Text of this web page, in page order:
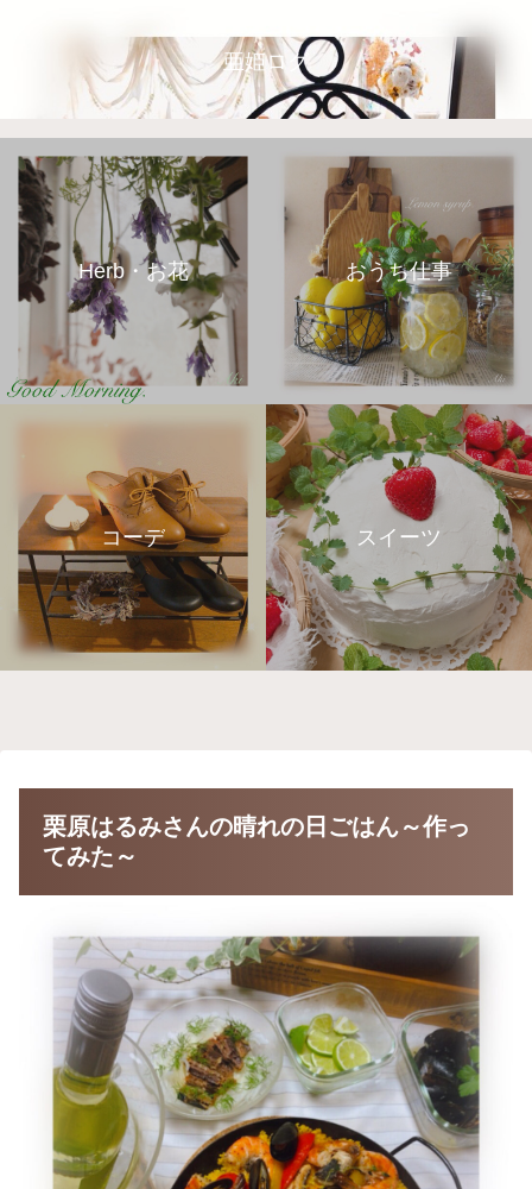
亜姫ログ
Herb・お花 おうち仕事
コーデ スイーツ
栗原はるみさんの晴れの日ごはん～作っ
てみた～